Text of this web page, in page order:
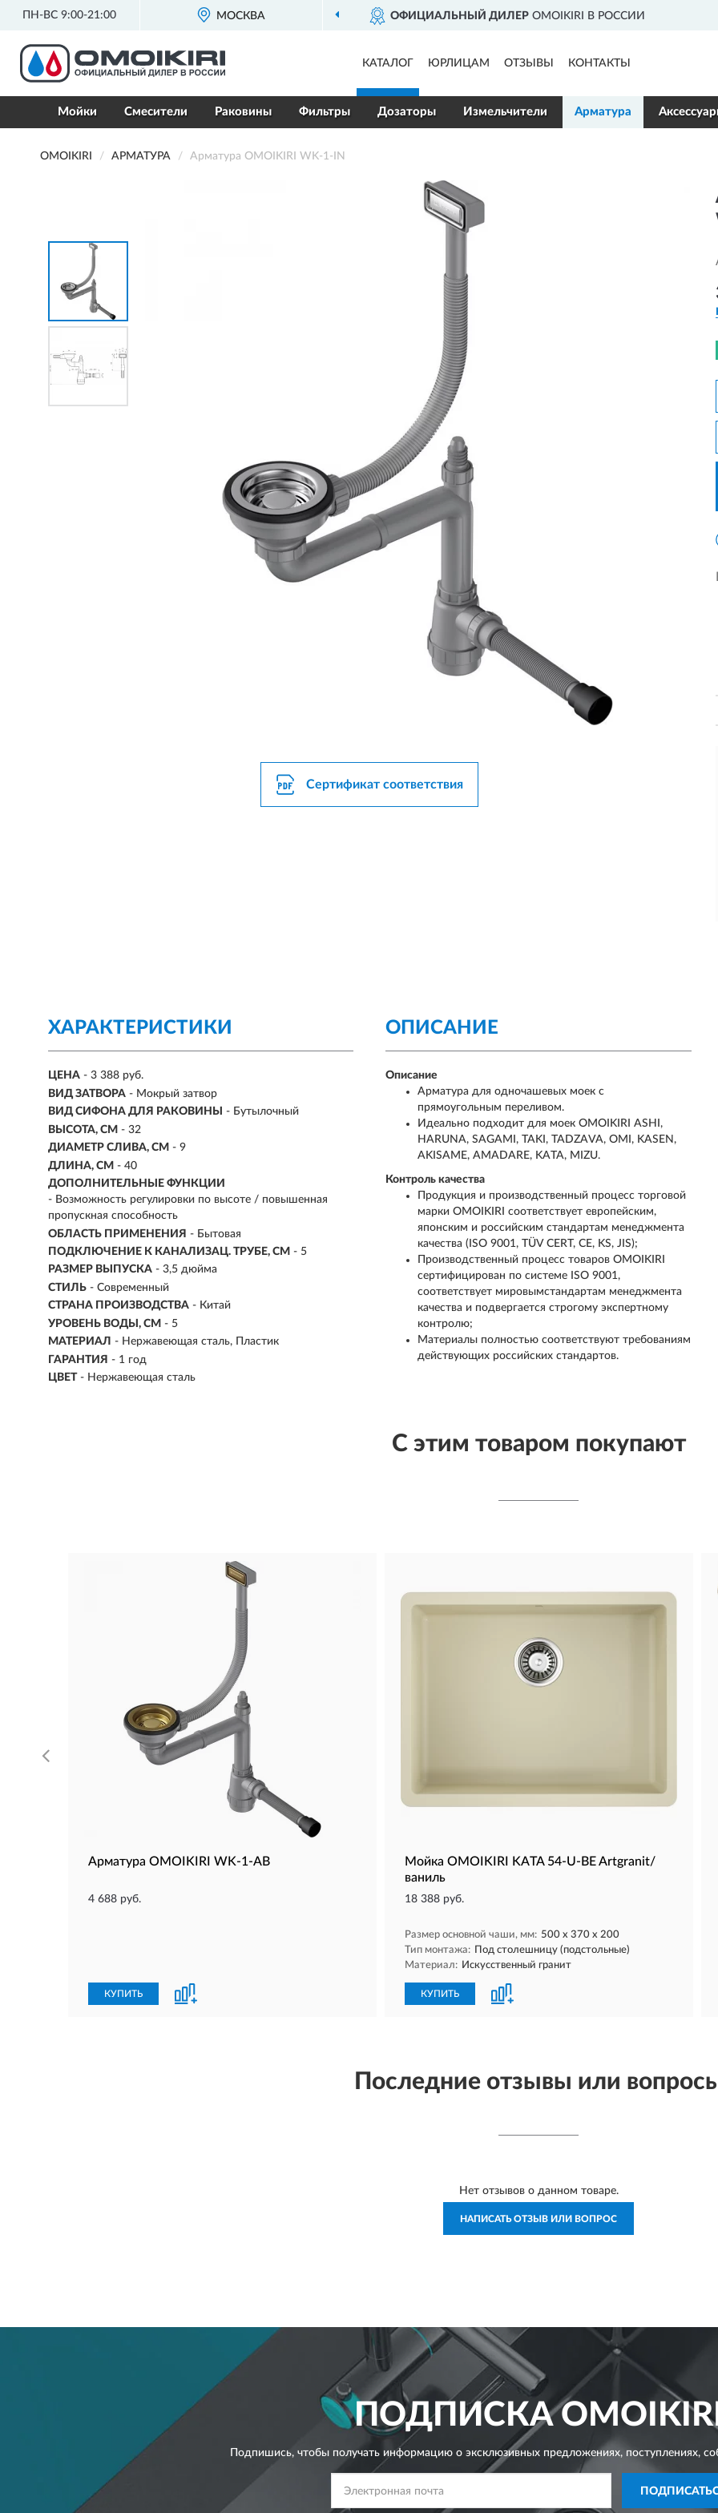
ПН-ВС 9:00-21:00 МОСКВА
ОФИЦИАЛЬНЫЙ ДИЛЕР OMOIKIRI В РОССИИ ДОСТАВИМ ПО ВСЕЙ
КАТАЛОГ ЮРЛИЦАМ ОТЗЫВЫ КОНТАКТЫ
Мойки Смесители Раковины Фильтры Дозаторы Измельчители Арматура
OMOIKIRI АРМАТУРА Арматура OMOIKIRI WK-1-IN
Сертификат соответствия
ХАРАКТЕРИСТИКИ
ЦЕНА - 3 388 руб.
ВИД ЗАТВОРА - Мокрый затвор
ВИД СИФОНА ДЛЯ РАКОВИНЫ
- Бутылочный
ВЫСОТА, СМ - 32
ДИАМЕТР СЛИВА, СМ - 9
ДЛИНА, СМ - 40
ДОПОЛНИТЕЛЬНЫЕ ФУНКЦИИ
- Возможность регулировки по высоте / повышенная
пропускная способность
ОБЛАСТЬ ПРИМЕНЕНИЯ - Бытовая
ПОДКЛЮЧЕНИЕ К КАНАЛИЗАЦ. ТРУБЕ, СМ - 5
РАЗМЕР ВЫПУСКА - 3,5 дюйма
СТИЛЬ - Современный
СТРАНА ПРОИЗВОДСТВА - Китай
УРОВЕНЬ ВОДЫ, СМ - 5
МАТЕРИАЛ - Нержавеющая сталь, Пластик
ГАРАНТИЯ - 1 год
ЦВЕТ - Нержавеющая сталь
ОПИСАНИЕ
Описание
Арматура для одночашевых моек с
прямоугольным переливом.
Идеально подходит для моек OMOIKIRI ASHI,
HARUNA, SAGAMI, TAKI, TADZAVA, OMI, KASEN,
AKISAME, AMADARE, KATA, MIZU.
Контроль качества
Продукция и производственный процесс торговой
марки OMOIKIRI соответствует европейским,
японским и российским стандартам менеджмента
качества (ISO 9001, TÜV CERT, CE, KS, JIS);
Производственный процесс товаров OMOIKIRI
сертифицирован по системе ISO 9001,
соответствует мировымстандартам менеджмента
качества и подвергается строгому экспертному
контролю;
Материалы полностью соответствуют требованиям
действующих российских стандартов.
С этим товаром покупают
Арматура OMOIKIRI WK-1-AB
4 688 руб.
КУПИТЬ
Мойка OMOIKIRI KATA 54-U-BE Artgranit/
ваниль
18 388 руб.
Размер основной чаши, мм: 500 х 370 х 200
Тип монтажа: Под столешницу (подстольные)
Материал: Искусственный гранит
КУПИТЬ
Последние отзывы или
Нет отзывов о данном товаре.
НАПИСАТЬ ОТЗЫВ ИЛИ ВОПРОС
ПОДПИСКАOMOIKIRI
Подпишись, чтобы получать информацию о эксклюзивных предложениях,поступлениях,